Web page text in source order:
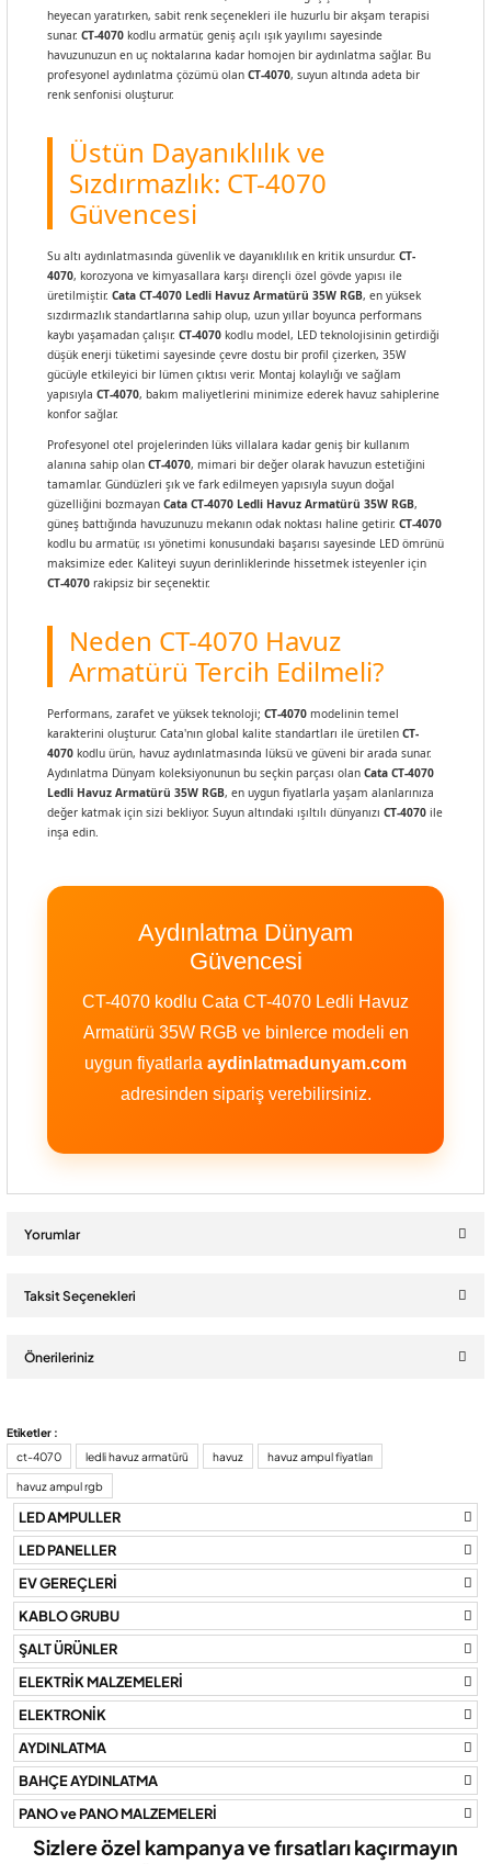
heyecan yaratırken, sabit renk seçenekleri ile huzurlu bir akşam terapisi
sunar. CT-4070 kodlu armatür, geniş açılı ışık yayılımı sayesinde
havuzunuzun en uç noktalarına kadar homojen bir aydınlatma sağlar. Bu
profesyonel aydınlatma çözümü olan CT-4070, suyun altında adeta bir
renk senfonisi oluşturur.
Üstün Dayanıklılık ve
Sızdırmazlık: CT-4070
Güvencesi
Su altı aydınlatmasında güvenlik ve dayanıklılık en kritik unsurdur. CT-
4070, korozyona ve kimyasallara karşı dirençli özel gövde yapısı ile
üretilmiştir. Cata CT-4070 Ledli Havuz Armatürü 35W RGB, en yüksek
sızdırmazlık standartlarına sahip olup, uzun yıllar boyunca performans
kaybı yaşamadan çalışır. CT-4070 kodlu model, LED teknolojisinin getirdiği
düşük enerji tüketimi sayesinde çevre dostu bir profil çizerken, 35W
gücüyle etkileyici bir lümen çıktısı verir. Montaj kolaylığı ve sağlam
yapısıyla CT-4070, bakım maliyetlerini minimize ederek havuz sahiplerine
konfor sağlar.
Profesyonel otel projelerinden lüks villalara kadar geniş bir kullanım
alanına sahip olan CT-4070, mimari bir değer olarak havuzun estetiğini
tamamlar. Gündüzleri şık ve fark edilmeyen yapısıyla suyun doğal
güzelliğini bozmayan Cata CT-4070 Ledli Havuz Armatürü 35W RGB,
güneş battığında havuzunuzu mekanın odak noktası haline getirir. CT-4070
kodlu bu armatür, ısı yönetimi konusundaki başarısı sayesinde LED ömrünü
maksimize eder. Kaliteyi suyun derinliklerinde hissetmek isteyenler için
CT-4070 rakipsiz bir seçenektir.
Neden CT-4070 Havuz
Armatürü Tercih Edilmeli?
Performans, zarafet ve yüksek teknoloji; CT-4070 modelinin temel
karakterini oluşturur. Cata'nın global kalite standartları ile üretilen CT-
4070 kodlu ürün, havuz aydınlatmasında lüksü ve güveni bir arada sunar.
Aydınlatma Dünyam koleksiyonunun bu seçkin parçası olan Cata CT-4070
Ledli Havuz Armatürü 35W RGB, en uygun fiyatlarla yaşam alanlarınıza
değer katmak için sizi bekliyor. Suyun altındaki ışıltılı dünyanızı CT-4070 ile
inşa edin.
Aydınlatma Dünyam
Güvencesi
CT-4070 kodlu Cata CT-4070 Ledli Havuz
Armatürü 35W RGB ve binlerce modeli en
uygun fiyatlarla aydinlatmadunyam.com
adresinden sipariş verebilirsiniz.
Yorumlar
Taksit Seçenekleri
Önerileriniz
Bu ürünün fiyat bilgisi, resim, ürün açıklamalarında ve diğer
konularda yetersiz gördüğünüz noktaları öneri formunu kullanarak
tarafımıza iletebilirsiniz.
Görüş ve önerileriniz için teşekkür ederiz.
Ürün resmi kalitesiz, bozuk veya görüntülenemiyor.
Ürün açıklamasında eksik bilgiler bulunuyor.
Ürün bilgilerinde hatalar bulunuyor.
Ürün fiyatı diğer sitelerden daha pahalı.
Bu ürüne benzer farklı alternatifler olmalı.
Etiketler :
ct-4070
ledli havuz armatürü havuz havuz ampul fiyatları
havuz ampul rgb
LED AMPULLER
LED PANELLER
EV GEREÇLERİ
KABLO GRUBU
ŞALT ÜRÜNLER
ELEKTRİK MALZEMELERİ
ELEKTRONİK
AYDINLATMA
BAHÇE AYDINLATMA
PANO ve PANO MALZEMELERİ
Sizlere özel kampanya ve fırsatları kaçırmayın